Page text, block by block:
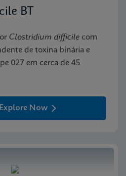
BT
Clostridium difficile com
de toxina binária e
027 em cerca de 45
Explore Now